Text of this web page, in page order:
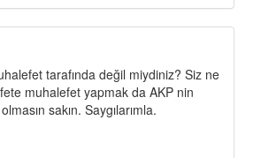
tarafında değil miydiniz? Siz ne
muhalefet yapmak da AKP nin
sakın. Saygılarımla.